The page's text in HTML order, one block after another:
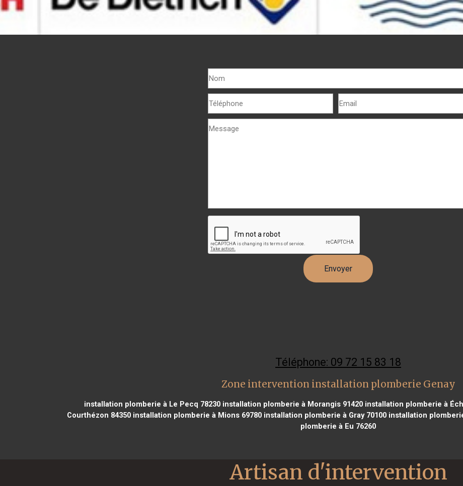
Téléphone: 09 72 15 83 18
Zone intervention installation plomberie Genay
installation plomberie à Le Pecq 78230installation plomberie à Morangis 91420installation plomberie à
Courthézon 84350installation plomberie à Mions 69780installation plomberie à Gray 70100installation
plomberie à Eu 76260
Artisan d'intervention